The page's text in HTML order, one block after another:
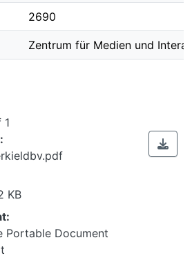
2690
Zentrum für Medien und
1
KB
Portable Document